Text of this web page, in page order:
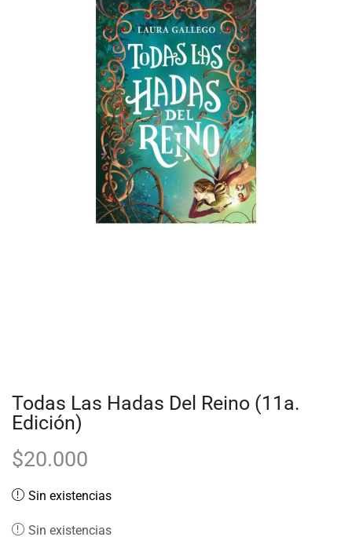
Todas Las Hadas Del Reino (11a.
Edición)
$20.000
Sin existencias
Sin existencias